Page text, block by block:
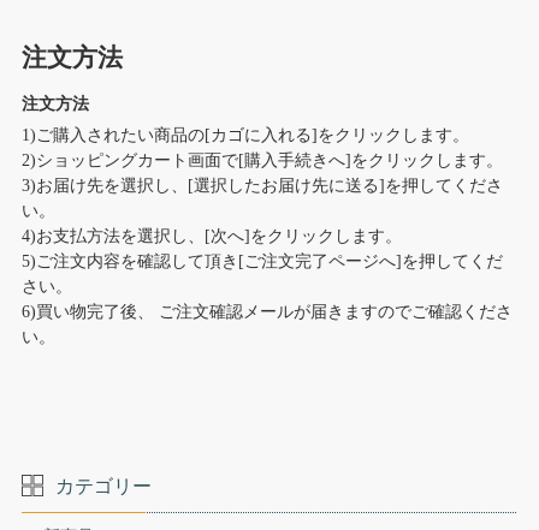
注文方法
注文方法
1)ご購入されたい商品の[カゴに入れる]をクリックします。
2)ショッピングカート画面で[購入手続きへ]をクリックします。
3)お届け先を選択し、[選択したお届け先に送る]を押してくださ
い。
4)お支払方法を選択し、[次へ]をクリックします。
5)ご注文内容を確認して頂き[ご注文完了ページへ]を押してくだ
さい。
6)買い物完了後、 ご注文確認メールが届きますのでご確認くださ
い。
カテゴリー